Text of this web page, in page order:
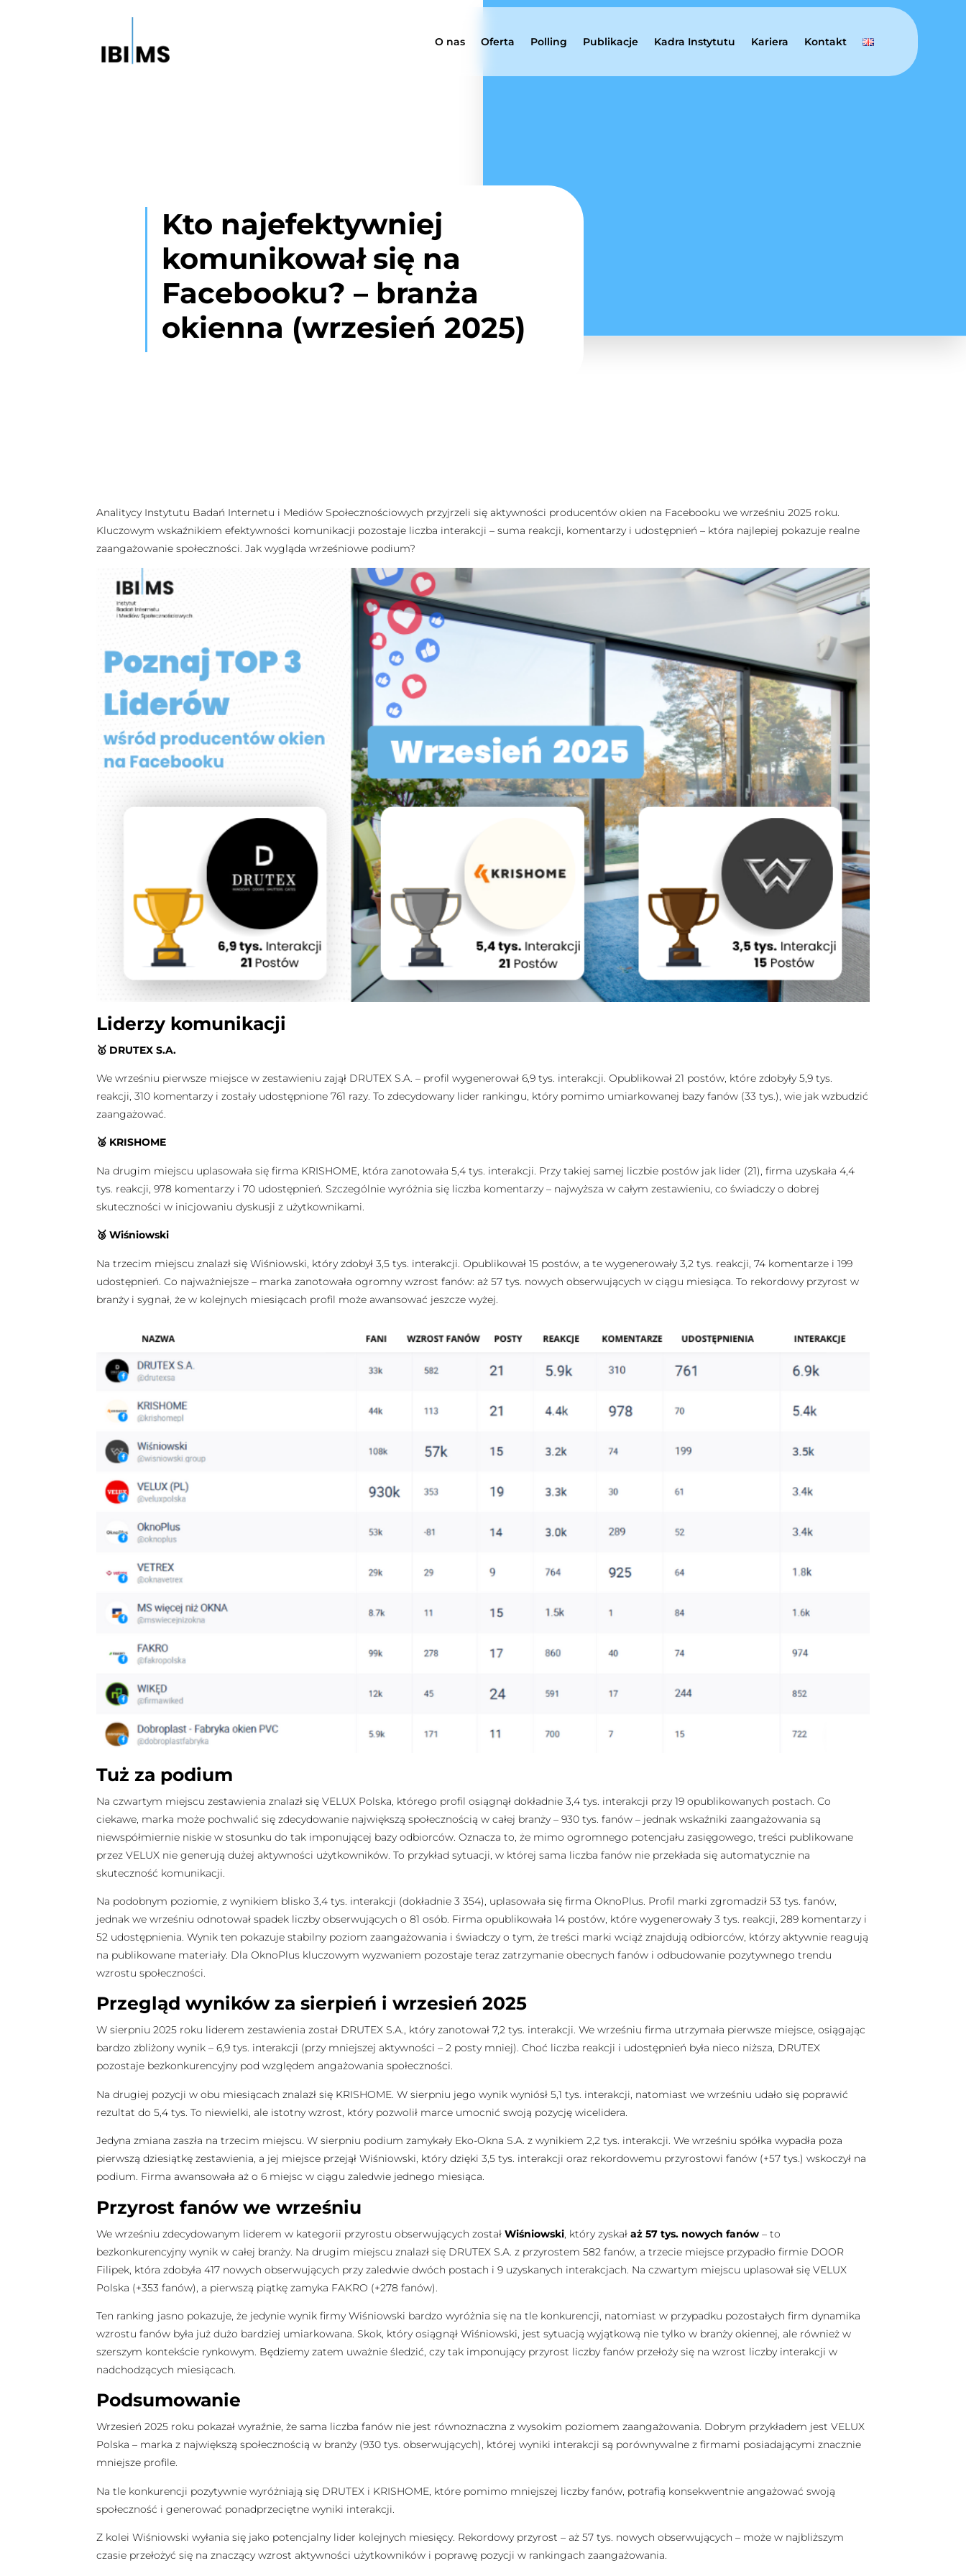
O nas Oferta Polling Publikacje Kadra Instytutu Kariera Kontakt
Kto najefektywniej
komunikował się na
Facebooku? – branża
okienna (wrzesień 2025)
Analitycy Instytutu Badań Internetu i Mediów Społecznościowych przyjrzeli się aktywności producentów okien na Facebooku we wrześniu 2025 roku.
Kluczowym wskaźnikiem efektywności komunikacji pozostaje liczba interakcji – suma reakcji, komentarzy i udostępnień – która najlepiej pokazuje realne
zaangażowanie społeczności. Jak wygląda wrześniowe podium?
Liderzy komunikacji
🥇 DRUTEX S.A.
We wrześniu pierwsze miejsce w zestawieniu zajął DRUTEX S.A. – profil wygenerował 6,9 tys. interakcji. Opublikował 21 postów, które zdobyły 5,9 tys.
reakcji, 310 komentarzy i zostały udostępnione 761 razy. To zdecydowany lider rankingu, który pomimo umiarkowanej bazy fanów (33 tys.), wie jak wzbudzić
zaangażować.
🥈 KRISHOME
Na drugim miejscu uplasowała się firma KRISHOME, która zanotowała 5,4 tys. interakcji. Przy takiej samej liczbie postów jak lider (21), firma uzyskała 4,4
tys. reakcji, 978 komentarzy i 70 udostępnień. Szczególnie wyróżnia się liczba komentarzy – najwyższa w całym zestawieniu, co świadczy o dobrej
skuteczności w inicjowaniu dyskusji z użytkownikami.
🥉 Wiśniowski
Na trzecim miejscu znalazł się Wiśniowski, który zdobył 3,5 tys. interakcji. Opublikował 15 postów, a te wygenerowały 3,2 tys. reakcji, 74 komentarze i 199
udostępnień. Co najważniejsze – marka zanotowała ogromny wzrost fanów: aż 57 tys. nowych obserwujących w ciągu miesiąca. To rekordowy przyrost w
branży i sygnał, że w kolejnych miesiącach profil może awansować jeszcze wyżej.
Tuż za podium
Na czwartym miejscu zestawienia znalazł się VELUX Polska, którego profil osiągnął dokładnie 3,4 tys. interakcji przy 19 opublikowanych postach. Co
ciekawe, marka może pochwalić się zdecydowanie największą społecznością w całej branży – 930 tys. fanów – jednak wskaźniki zaangażowania są
niewspółmiernie niskie w stosunku do tak imponującej bazy odbiorców. Oznacza to, że mimo ogromnego potencjału zasięgowego, treści publikowane
przez VELUX nie generują dużej aktywności użytkowników. To przykład sytuacji, w której sama liczba fanów nie przekłada się automatycznie na
skuteczność komunikacji.
Na podobnym poziomie, z wynikiem blisko 3,4 tys. interakcji (dokładnie 3 354), uplasowała się firma OknoPlus. Profil marki zgromadził 53 tys. fanów,
jednak we wrześniu odnotował spadek liczby obserwujących o 81 osób. Firma opublikowała 14 postów, które wygenerowały 3 tys. reakcji, 289 komentarzy i
52 udostępnienia. Wynik ten pokazuje stabilny poziom zaangażowania i świadczy o tym, że treści marki wciąż znajdują odbiorców, którzy aktywnie reagują
na publikowane materiały. Dla OknoPlus kluczowym wyzwaniem pozostaje teraz zatrzymanie obecnych fanów i odbudowanie pozytywnego trendu
wzrostu społeczności.
Przegląd wyników za sierpień i wrzesień 2025
W sierpniu 2025 roku liderem zestawienia został DRUTEX S.A., który zanotował 7,2 tys. interakcji. We wrześniu firma utrzymała pierwsze miejsce, osiągając
bardzo zbliżony wynik – 6,9 tys. interakcji (przy mniejszej aktywności – 2 posty mniej). Choć liczba reakcji i udostępnień była nieco niższa, DRUTEX
pozostaje bezkonkurencyjny pod względem angażowania społeczności.
Na drugiej pozycji w obu miesiącach znalazł się KRISHOME. W sierpniu jego wynik wyniósł 5,1 tys. interakcji, natomiast we wrześniu udało się poprawić
rezultat do 5,4 tys. To niewielki, ale istotny wzrost, który pozwolił marce umocnić swoją pozycję wicelidera.
Jedyna zmiana zaszła na trzecim miejscu. W sierpniu podium zamykały Eko-Okna S.A. z wynikiem 2,2 tys. interakcji. We wrześniu spółka wypadła poza
pierwszą dziesiątkę zestawienia, a jej miejsce przejął Wiśniowski, który dzięki 3,5 tys. interakcji oraz rekordowemu przyrostowi fanów (+57 tys.) wskoczył na
podium. Firma awansowała aż o 6 miejsc w ciągu zaledwie jednego miesiąca.
Przyrost fanów we wrześniu
We wrześniu zdecydowanym liderem w kategorii przyrostu obserwujących zostałWiśniowski , który zyskałaż 57 tys. nowych fanów – to
bezkonkurencyjny wynik w całej branży. Na drugim miejscu znalazł się DRUTEX S.A. z przyrostem 582 fanów, a trzecie miejsce przypadło firmie DOOR
Filipek, która zdobyła 417 nowych obserwujących przy zaledwie dwóch postach i 9 uzyskanych interakcjach. Na czwartym miejscu uplasował się VELUX
Polska (+353 fanów), a pierwszą piątkę zamyka FAKRO (+278 fanów).
Ten ranking jasno pokazuje, że jedynie wynik firmy Wiśniowski bardzo wyróżnia się na tle konkurencji, natomiast w przypadku pozostałych firm dynamika
wzrostu fanów była już dużo bardziej umiarkowana. Skok, który osiągnął Wiśniowski, jest sytuacją wyjątkową nie tylko w branży okiennej, ale również w
szerszym kontekście rynkowym. Będziemy zatem uważnie śledzić, czy tak imponujący przyrost liczby fanów przełoży się na wzrost liczby interakcji w
nadchodzących miesiącach.
Podsumowanie
Wrzesień 2025 roku pokazał wyraźnie, że sama liczba fanów nie jest równoznaczna z wysokim poziomem zaangażowania. Dobrym przykładem jest VELUX
Polska – marka z największą społecznością w branży (930 tys. obserwujących), której wyniki interakcji są porównywalne z firmami posiadającymi znacznie
mniejsze profile.
Na tle konkurencji pozytywnie wyróżniają się DRUTEX i KRISHOME, które pomimo mniejszej liczby fanów, potrafią konsekwentnie angażować swoją
społeczność i generować ponadprzeciętne wyniki interakcji.
Z kolei Wiśniowski wyłania się jako potencjalny lider kolejnych miesięcy. Rekordowy przyrost – aż 57 tys. nowych obserwujących – może w najbliższym
czasie przełożyć się na znaczący wzrost aktywności użytkowników i poprawę pozycji w rankingach zaangażowania.